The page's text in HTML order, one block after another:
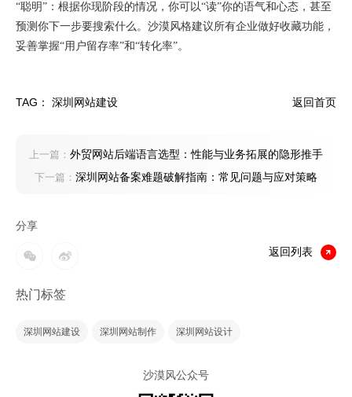
分享
返回列表
热门标签
深圳网站建设 深圳网站制作 深圳网站设计
沙漠风公众号
“聪明”：根据你现阶段的情况，你可以“读”你的语气和心态，甚至
预测你下一步要搜索什么。沙漠风格建议所有企业做好收藏功能，
妥善掌握“用户留存率”和“转化率”。
TAG： 深圳网站建设 返回首页
上一篇： 外贸网站后端语言选型：性能与业务拓展的隐形推手
下一篇： 深圳网站备案难题破解指南：常见问题与应对策略